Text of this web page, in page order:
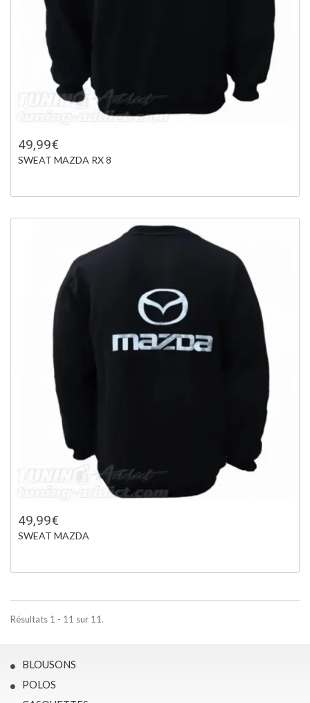
49,99€
SWEAT MAZDA RX 8
49,99€
SWEAT MAZDA
Résultats 1 - 11 sur 11.
BLOUSONS
POLOS